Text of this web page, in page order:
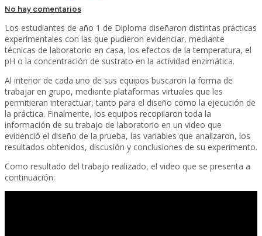
No hay comentarios
Los estudiantes de año 1 de Diploma diseñaron distintas prácticas
experimentales con las que pudieron evidenciar, mediante
técnicas de laboratorio en casa, los efectos de la temperatura, el
pH o la concentración de sustrato en la actividad enzimática.
Al interior de cada uno de sus equipos buscaron la forma de
trabajar en grupo, mediante plataformas virtuales que les
permitieran interactuar, tanto para el diseño como la ejecución de
la práctica. Finalmente, los equipos recopilaron toda la
información de su trabajo de laboratorio en un video que
evidenció el diseño de la prueba, las variables que analizaron, los
resultados obtenidos, discusión y conclusiones de su experimento.
Como resultado del trabajo realizado, el video que se presenta a
continuación: